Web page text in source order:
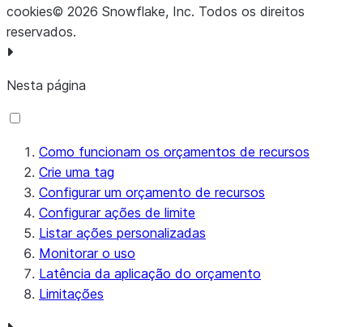
cookies© 2026 Snowflake, Inc. Todos os direitos
reservados.
Nesta página
Como funcionam os orçamentos de recursos
Crie uma tag
Configurar um orçamento de recursos
Configurar ações de limite
Listar ações personalizadas
Monitorar o uso
Latência da aplicação do orçamento
Limitações